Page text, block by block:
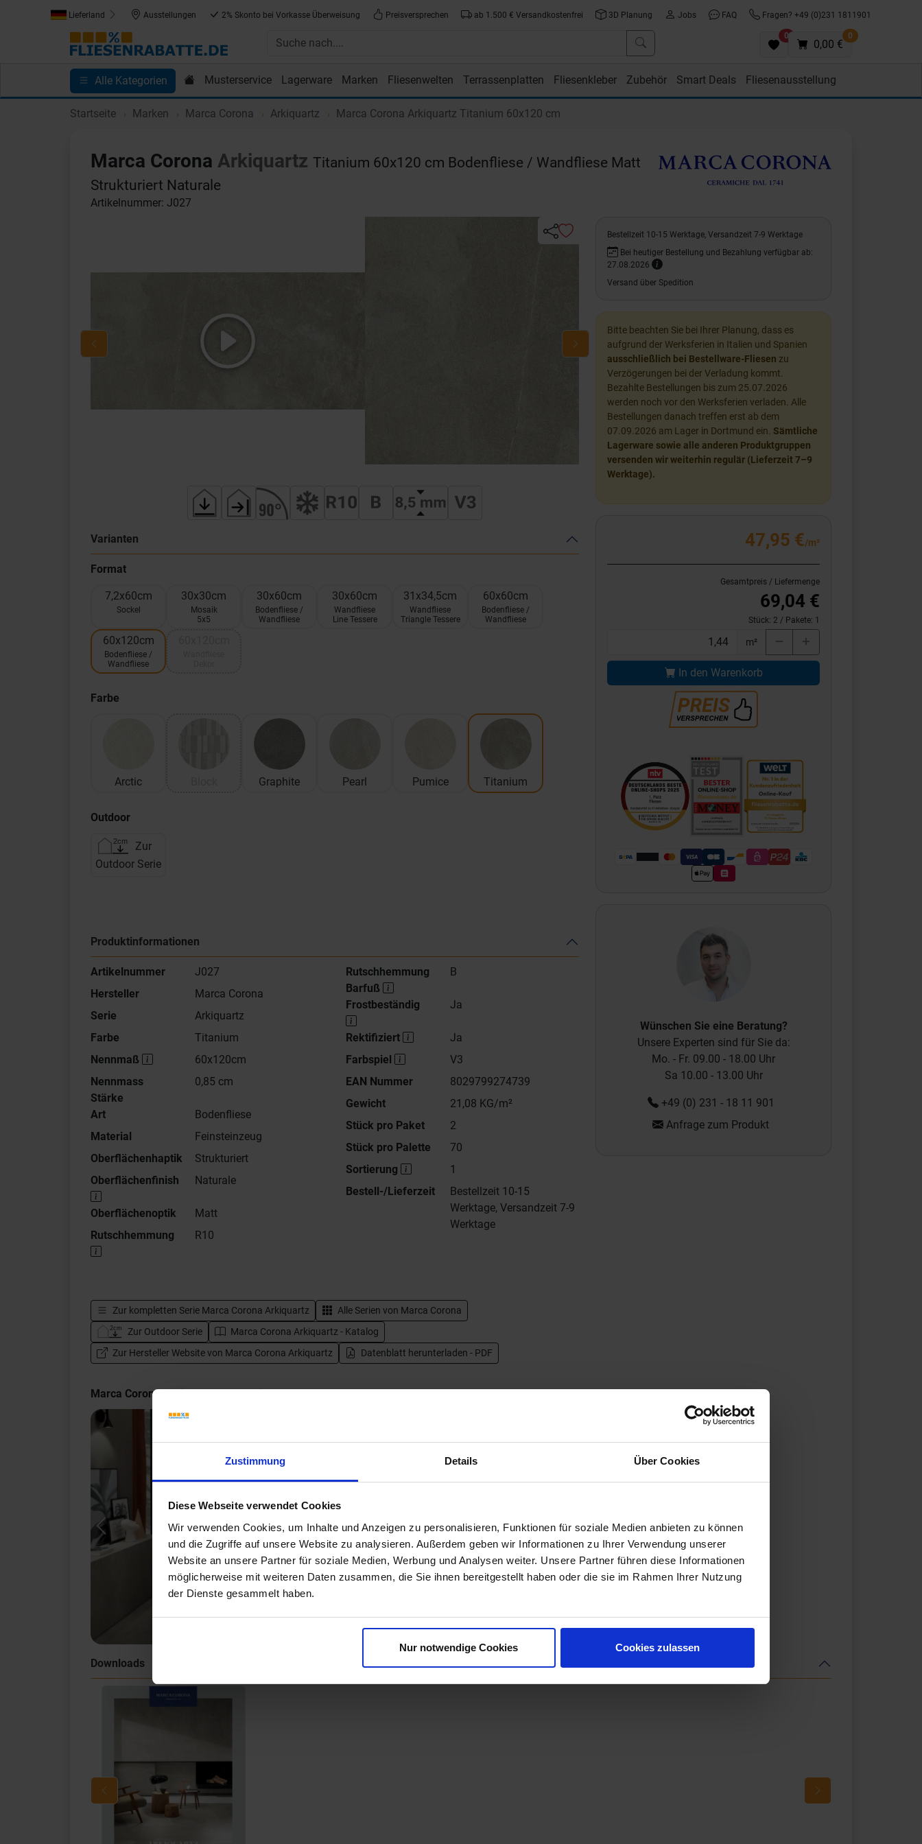
Zustimmung Details Über Cookies
Diese Webseite verwendet Cookies
Wir verwenden Cookies, um Inhalte und Anzeigen zu personalisieren, Funktionen für soziale Medien anbieten zu können
und die Zugriffe auf unsere Website zu analysieren. Außerdem geben wir Informationen zu Ihrer Verwendung unserer
Website an unsere Partner für soziale Medien, Werbung und Analysen weiter. Unsere Partner führen diese Informationen
möglicherweise mit weiteren Daten zusammen, die Sie ihnen bereitgestellt haben oder die sie im Rahmen Ihrer Nutzung
der Dienste gesammelt haben.
Nur notwendige Cookies Cookies zulassen
Lieferland Ausstellungen 2% Skonto bei Vorkasse Überweisung Preisversprechen ab 1.500 € Versandkostenfrei 3D Planung Jobs FAQ Fragen? +49 (0)231 1811901
0 0
0,00 €
Alle Kategorien Musterservice Lagerware Marken Fliesenwelten Terrassenplatten Fliesenkleber Zubehör Smart Deals Fliesenausstellung
Kundenprojekte Blog Einkaufen bei Fliesenrabatte.de
Startseite Marken Marca Corona Arkiquartz Marca Corona Arkiquartz Titanium 60x120 cm
Marca Corona Arkiquartz Titanium 60x120 cm Bodenfliese / Wandfliese Matt
Strukturiert Naturale
Artikelnummer: J027
Varianten
Format
7,2x60cm
Sockel
30x30cm
Mosaik
5x5
30x60cm
Bodenfliese /
Wandfliese
30x60cm
Wandfliese
Line Tessere
31x34,5cm
Wandfliese
Triangle Tessere
60x60cm
Bodenfliese /
Wandfliese
60x120cm
Bodenfliese /
Wandfliese
Farbe
Arctic Graphite Pearl Pumice Titanium
Outdoor
Zur
Outdoor Serie
Produktinformationen
Artikelnummer
J027
Hersteller
Marca Corona
Serie
Arkiquartz
Farbe
Titanium
Nennmaß
60x120cm
Nennmass
Stärke
0,85 cm
Art
Bodenfliese
Material
Feinsteinzeug
Oberflächenhaptik
Strukturiert
Oberflächenfinish
Naturale
Oberflächenoptik
Matt
Rutschhemmung
R10
Rutschhemmung
Barfuß
B
Frostbeständig Ja
Rektifiziert
Ja
Farbspiel
V3
EAN Nummer
8029799274739
Gewicht
21,08 KG/m²
Stück pro Paket
2
Stück pro Palette
70
Sortierung
1
Bestell-/Lieferzeit
Bestellzeit 10-15
Werktage, Versandzeit 7-9
Werktage
Zur kompletten Serie Marca Corona Arkiquartz Alle Serien von Marca Corona
Zur Outdoor Serie
Marca Corona Arkiquartz - Katalog
Zur Hersteller Website von Marca Corona Arkiquartz
Datenblatt herunterladen - PDF
Bestellzeit 10-15 Werktage, Versandzeit 7-9 Werktage
Bei heutiger Bestellung und Bezahlung verfügbar ab:
27.08.2026
Versand über Spedition
Bitte beachten Sie bei Ihrer Planung, dass es
aufgrund der Werksferien in Italien und Spanien
ausschließlich bei Bestellware-Fliesen zu
Verzögerungen bei der Verladung kommt.
Bezahlte Bestellungen bis zum 25.07.2026
werden noch vor den Werksferien verladen. Alle
Bestellungen danach treffen erst ab dem
07.09.2026 am Lager in Dortmund ein. Sämtliche
Lagerware sowie alle anderen Produktgruppen
versenden wir weiterhin regulär (Lieferzeit 7–9
Werktage).
47,95 €/m²
Gesamtpreis / Liefermenge
69,04 €
Stück: 2 / Pakete: 1
m²
In den Warenkorb
Wünschen Sie eine Beratung?
Unsere Experten sind für Sie da:
Mo. - Fr. 09.00 - 18.00 Uhr
Sa 10.00 - 13.00 Uhr
+49 (0) 231 - 18 11 901
Anfrage zum Produkt
Marca Corona Arkiquartz Impressionen
Previous Next
Downloads